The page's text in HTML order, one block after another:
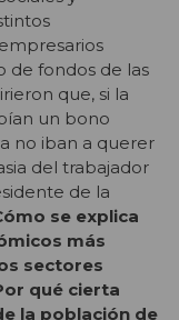
de fondos de las
que, si la
un bono
no iban a querer
del trabajador
de la
se explica
más
sectores
qué cierta
la población de